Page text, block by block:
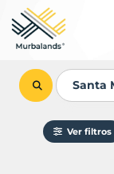
Ver filtros